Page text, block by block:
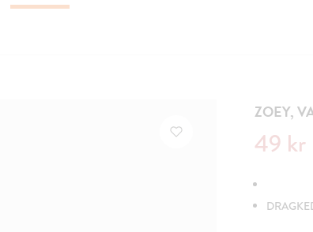
ZOEY,
Nuvarande
49 kr